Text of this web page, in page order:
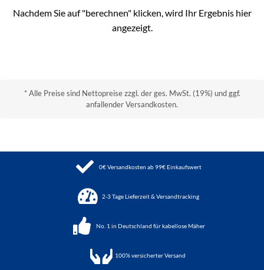
Nachdem Sie auf "berechnen" klicken, wird Ihr Ergebnis hier
angezeigt.
* Alle Preise sind Nettopreise zzgl. der ges. MwSt. (19%) und ggf.
anfallender Versandkosten.
0€ Versandkosten ab 99€ Einkaufswert
2-3 Tage Lieferzeit & Versandtracking
No. 1 in Deutschland für kabellose Mäher
100%versicherter Versand